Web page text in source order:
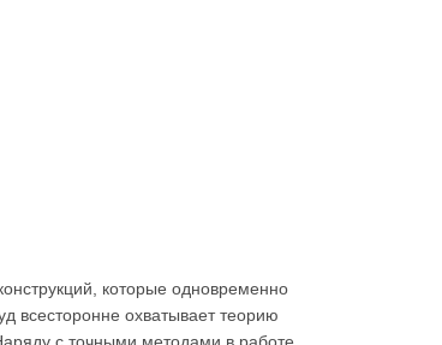
которые одновременно
всесторонне охватывает теорию